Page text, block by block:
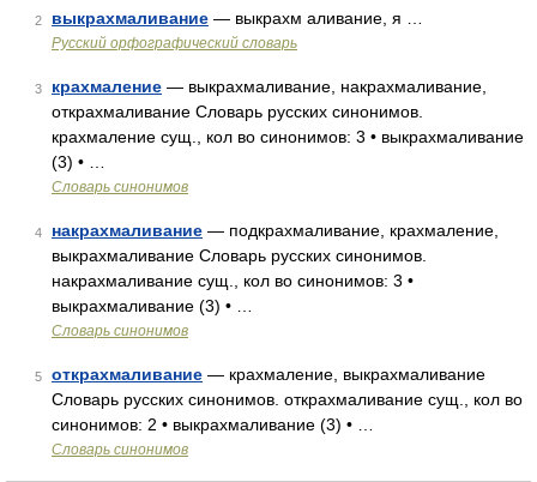
2 выкрахмаливание — выкрахм аливание, я …
Русский орфографический словарь
3 крахмаление — выкрахмаливание, накрахмаливание,
открахмаливание Словарь русских синонимов.
крахмаление сущ., кол во синонимов: 3 • выкрахмаливание
(3) • …
Словарь синонимов
4 накрахмаливание — подкрахмаливание, крахмаление,
выкрахмаливание Словарь русских синонимов.
накрахмаливание сущ., кол во синонимов: 3 •
выкрахмаливание (3) • …
Словарь синонимов
5 открахмаливание — крахмаление, выкрахмаливание
Словарь русских синонимов. открахмаливание сущ., кол во
синонимов: 2 • выкрахмаливание (3) • …
Словарь синонимов